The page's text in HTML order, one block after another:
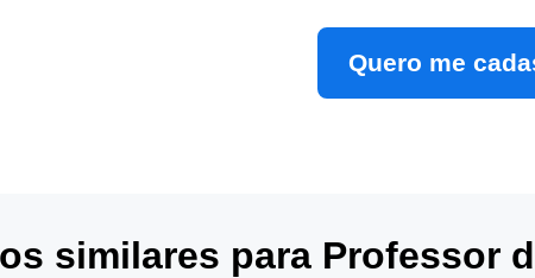
Quero me
similares para Professor